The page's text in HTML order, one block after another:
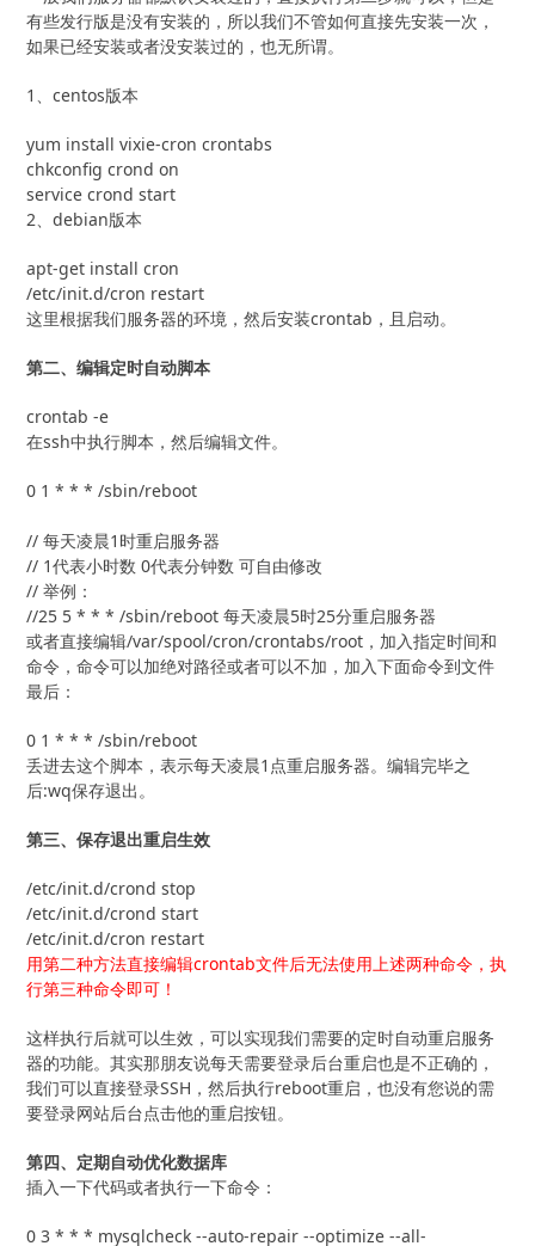
有些发行版是没有安装的，所以我们不管如何直接先安装一次，
如果已经安装或者没安装过的，也无所谓。
1、centos版本
yum install vixie-cron crontabs
chkconfig crond on
service crond start
2、debian版本
apt-get install cron
/etc/init.d/cron restart
这里根据我们服务器的环境，然后安装crontab，且启动。
第二、编辑定时自动脚本
crontab -e
在ssh中执行脚本，然后编辑文件。
0 1 * * * /sbin/reboot
// 每天凌晨1时重启服务器
// 1代表小时数 0代表分钟数 可自由修改
// 举例：
或者直接编辑/var/spool/cron/crontabs/root，加入指定时间和
命令，命令可以加绝对路径或者可以不加，加入下面命令到文件
最后：
0 1 * * * /sbin/reboot
丢进去这个脚本，表示每天凌晨1点重启服务器。编辑完毕之
后:wq保存退出。
第三、保存退出重启生效
/etc/init.d/crond stop
/etc/init.d/crond start
/etc/init.d/cron restart
用第二种方法直接编辑crontab文件后无法使用上述两种命令，执
行第三种命令即可！
这样执行后就可以生效，可以实现我们需要的定时自动重启服务
器的功能。其实那朋友说每天需要登录后台重启也是不正确的，
我们可以直接登录SSH，然后执行reboot重启，也没有您说的需
要登录网站后台点击他的重启按钮。
第四、定期自动优化数据库
插入一下代码或者执行一下命令：
0 3 * * * mysqlcheck --auto-repair --optimize --all-